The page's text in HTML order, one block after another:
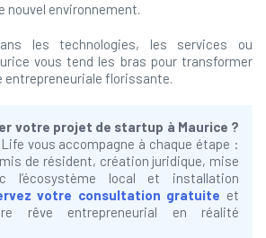
nouvel environnement.
les technologies, les services ou
vous tend les bras pour transformer
entrepreneuriale florissante.
votre projet de startup à Maurice ?
Life vous accompagne à chaque étape :
de résident, création juridique, mise
l’écosystème local et installation
votre consultation gratuite et
rêve entrepreneurial en réalité